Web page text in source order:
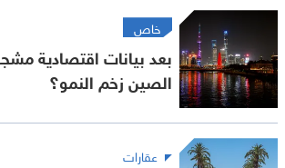
خاص
بعد بيانات اقتصادية
الصين زخم النمو؟
عقارات